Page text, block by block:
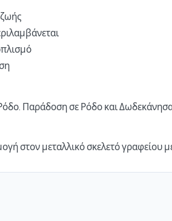
Παράδοση σε Ρόδο και
στον μεταλλικό σκελετό γραφείου